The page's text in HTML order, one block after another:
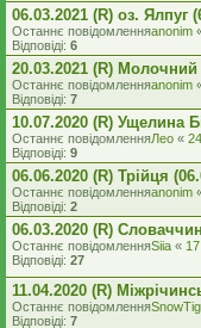
06.03.2021 (R) оз. Ялпуг
Останнє повідомленняanonim
Відповіді: 6
20.03.2021 (R)
Останнє повідомленняanonim
Відповіді: 7
10.07.2020 (R) Ущелина
Останнє повідомленняЛео «
Відповіді: 9
06.06.2020 (R) Трійця
Останнє повідомленняanonim
Відповіді: 2
06.03.2020 (R)
Останнє повідомленняSiia «
Відповіді: 27
11.04.2020 (R)
Останнє повідомлення
Відповіді: 7